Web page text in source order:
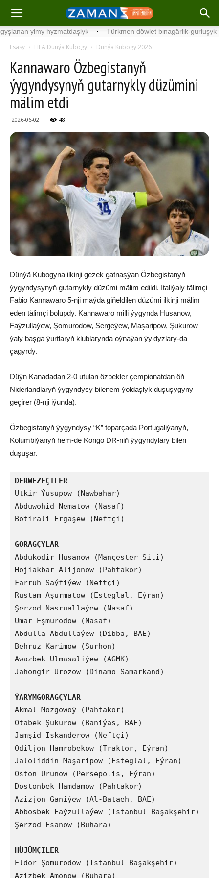
ylmy hyzmatdaşlyk · Türkmen döwlet binagärlik-gurluşyk
Esasy FIFA Dünýä Kubogy Dünýä Kubogy 2026
Kannawaro Özbegistanyň
ýygyndysynyň gutarnykly düzümini
mälim etdi
2026-06-02 48
Dünýä Kubogyna ilkinji gezek gatnaşýan Özbegistanyň
ýygyndysynyň gutarnykly düzümi mälim edildi. Italiýaly tälimçi
Fabio Kannawaro 5-nji maýda giňeldilen düzümi ilkinji mälim
eden tälimçi bolupdy. Kannawaro milli ýygynda Husanow,
Faýzullaýew, Şomurodow, Sergeýew, Maşaripow, Şukurow
ýaly başga ýurtlaryň klublarynda oýnaýan ýyldyzlary-da
çagyrdy.
Düýn Kanadadan 2-0 utulan özbekler çempionatdan öň
Niderlandlaryň ýygyndysy bilenem ýoldaşlyk duşuşygyny
geçirer (8-nji iýunda).
Özbegistanyň ýygyndysy “K” toparçada Portugaliýanyň,
Kolumbiýanyň hem-de Kongo DR-niň ýygyndylary bilen
duşuşar.
DERWEZEÇILER
Utkir Ýusupow (Nawbahar)
Abduwohid Nematow (Nasaf)
Botirali Ergaşew (Neftçi)
GORAGÇYLAR
Abdukodir Husanow (Mançester Siti)
Hojiakbar Alijonow (Pahtakor)
Farruh Saýfiýew (Neftçi)
Rustam Aşurmatow (Esteglal, Eýran)
Şerzod Nasruallaýew (Nasaf)
Umar Eşmurodow (Nasaf)
Abdulla Abdullaýew (Dibba, BAE)
Behruz Karimow (Surhon)
Awazbek Ulmasaliýew (AGMK)
Jahongir Urozow (Dinamo Samarkand)
ÝARYMGORAGÇYLAR
Akmal Mozgowoý (Pahtakor)
Otabek Şukurow (Baniýas, BAE)
Jamşid Iskanderow (Neftçi)
Odiljon Hamrobekow (Traktor, Eýran)
Jaloliddin Maşaripow (Esteglal, Eýran)
Oston Urunow (Persepolis, Eýran)
Dostonbek Hamdamow (Pahtakor)
Azizjon Ganiýew (Al-Bataeh, BAE)
Abbosbek Faýzullaýew (Istanbul Başakşehir)
Şerzod Esanow (Buhara)
HÜJÜMÇILER
Eldor Şomurodow (Istanbul Başakşehir)
Azizbek Amonow (Buhara)